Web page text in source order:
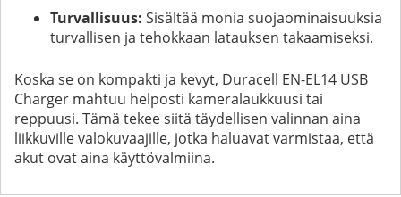
Turvallisuus: Sisältää monia suojaominaisuuksia
turvallisen ja tehokkaan latauksen takaamiseksi.
Koska se on kompakti ja kevyt, Duracell EN-EL14 USB
Charger mahtuu helposti kameralaukkuusi tai
reppuusi. Tämä tekee siitä täydellisen valinnan aina
liikkuville valokuvaajille, jotka haluavat varmistaa, että
akut ovat aina käyttövalmiina.